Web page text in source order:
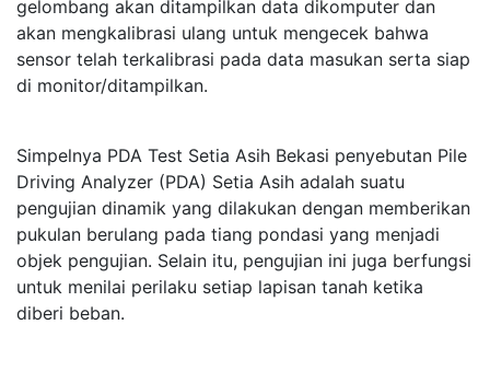
gelombang akan ditampilkan data dikomputer dan
akan mengkalibrasi ulang untuk mengecek bahwa
sensor telah terkalibrasi pada data masukan serta siap
di monitor/ditampilkan.
Simpelnya PDA Test Setia Asih Bekasi penyebutan Pile
Driving Analyzer (PDA) Setia Asih adalah suatu
pengujian dinamik yang dilakukan dengan memberikan
pukulan berulang pada tiang pondasi yang menjadi
objek pengujian. Selain itu, pengujian ini juga berfungsi
untuk menilai perilaku setiap lapisan tanah ketika
diberi beban.